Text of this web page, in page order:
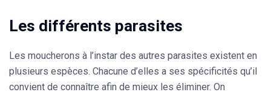
Les différents parasites
Les moucherons à l’instar des autres parasites existent en
plusieurs espèces. Chacune d’elles a ses spécificités qu’il
convient de connaître afin de mieux les éliminer. On